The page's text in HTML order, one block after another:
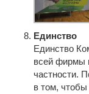
Единство
Единство
всей фирмы
частности.
в том,